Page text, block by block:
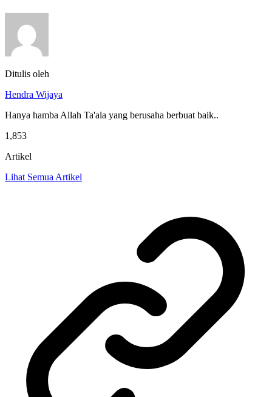
Ditulis oleh
Hendra Wijaya
Hanya hamba Allah Ta'ala yang berusaha berbuat baik..
1,853
Artikel
Lihat Semua Artikel